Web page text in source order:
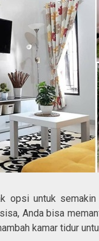
opsi untuk semakin
Anda bisa
kamar tidur